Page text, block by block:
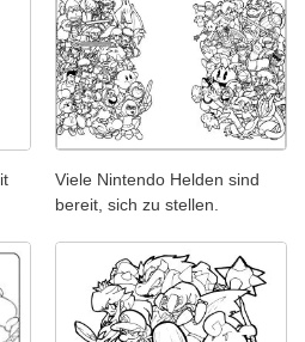
Viele Nintendo Helden sind
bereit, sich zu stellen.